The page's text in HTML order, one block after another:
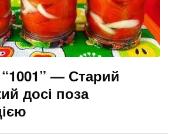
— Старий
досі поза